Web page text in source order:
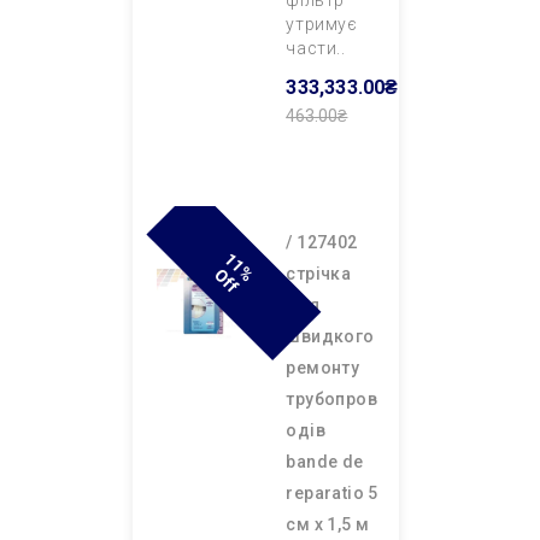
утримує
части..
333,333.00₴
463.00₴
1
1
% O
F
F
/ 127402
cтрічка
для
швидкого
ремонту
трубопров
одів
bande de
reparatio 5
см х 1,5 м